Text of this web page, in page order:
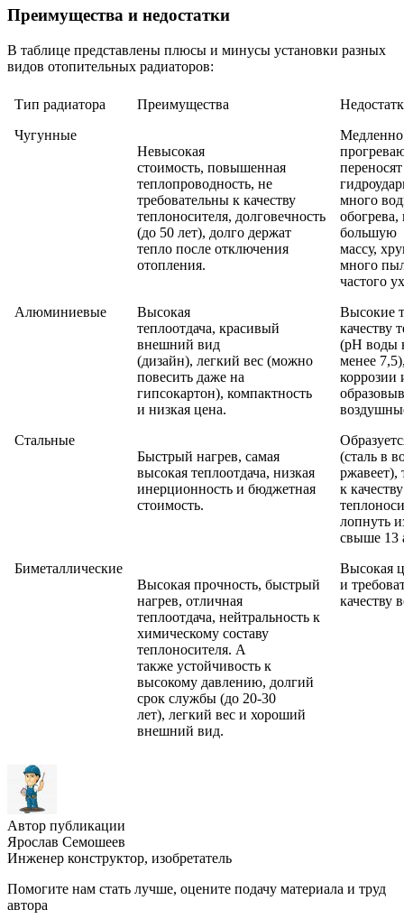
Преимущества и недостатки
В таблице представлены плюсы и минусы установки разных
видов отопительных радиаторов:
Тип радиатора Преимущества
Чугунные
Невысокая
стоимость, повышенная
теплопроводность, не
требовательны к качеству
теплоносителя, долговечность
(до 50 лет), долго держат
тепло после отключения
отопления.
Медленно
переносят
много
большую
массу,
много
частого
Алюминиевые
Высокая
теплоотдача, красивый
внешний вид
(дизайн), легкий вес (можно
повесить даже на
гипсокартон), компактность
и низкая цена.
Высокие
качеству
(рН воды
менее
коррозии
Стальные
Быстрый нагрев, самая
высокая теплоотдача, низкая
инерционность и бюджетная
стоимость.
(сталь в
ржавеет),
к качеству
лопнуть
свыше 13
Биметаллические
Высокая прочность, быстрый
нагрев, отличная
теплоотдача, нейтральность к
химическому составу
теплоносителя. А
также устойчивость к
высокому давлению, долгий
срок службы (до 20-30
лет), легкий вес и хороший
внешний вид.
Высокая
и
качеству
Автор публикации
Ярослав Семошеев
Инженер конструктор, изобретатель
Помогите нам стать лучше, оцените подачу материала и труд
автора